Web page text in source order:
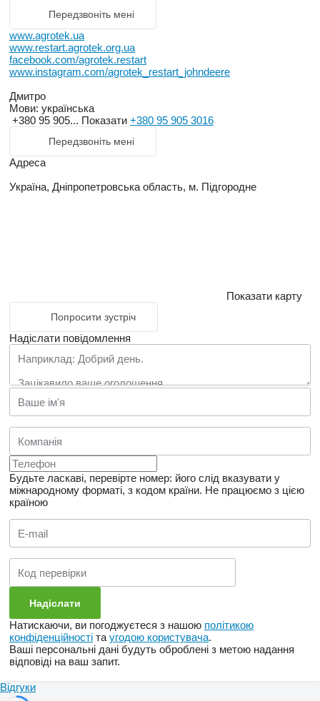
Передзвоніть мені
www.agrotek.ua
www.restart.agrotek.org.ua
facebook.com/agrotek.restart
www.instagram.com/agrotek_restart_johndeere
Дмитро
Мови: українська
+380 95 905... Показати +380 95 905 3016
Передзвоніть мені
Адреса
Україна, Дніпропетровська область, м. Підгородне
Показати карту
Попросити зустріч
Надіслати повідомлення
Будьте ласкаві, перевірте номер: його слід вказувати у
міжнародному форматі, з кодом країни. Не працюємо з цією
країною
Натискаючи, ви погоджуєтеся з нашою політикою
конфіденційності та угодою користувача.
Ваші персональні дані будуть оброблені з метою надання
відповіді на ваш запит.
Відгуки